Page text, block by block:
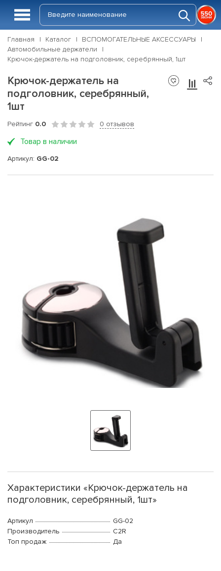
Главная Каталог
ВСПОМОГАТЕЛЬНЫЕ АКСЕССУАРЫ
Автомобильные держатели
Крючок-держатель на подголовник, серебрянный, 1шт
Крючок-держатель на
подголовник, серебрянный,
1шт
Рейтинг 0.0 0 отзывов
Товар в наличии
Артикул: GG-02
Характеристики «Крючок-держатель на
подголовник, серебрянный, 1шт»
Артикул
GG-02
Производитель
C2R
Топ продаж
Да